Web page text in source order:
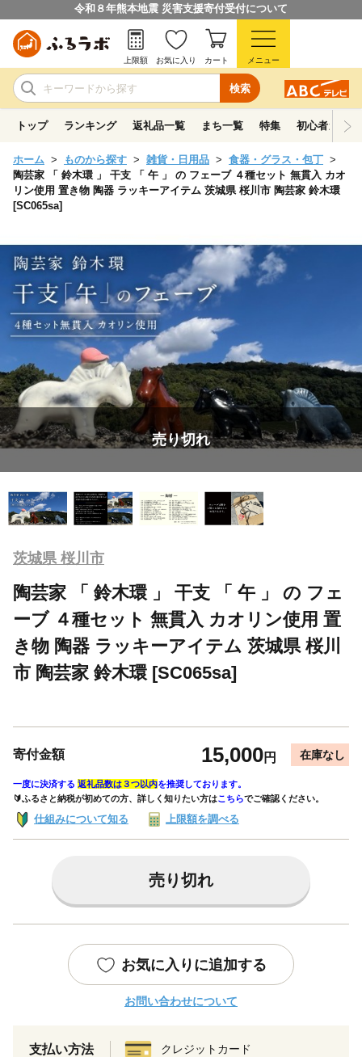
令和８年熊本地震 災害支援寄付受付について
検索
上限額 お気に入り カート メニュー
トップ ランキング 返礼品一覧 まち一覧 特集 初心者ガイド
ホーム ものから探す 雑貨・日用品
食器・グラス・包丁
陶芸家 「 鈴木環 」 干支 「 午 」 の フェーブ ４種セット 無貫入 カオ
リン使用 置き物 陶器 ラッキーアイテム 茨城県 桜川市 陶芸家 鈴木環
[SC065sa]
売り切れ
茨城県 桜川市
陶芸家 「 鈴木環 」 干支 「 午 」 の フェ
ーブ ４種セット 無貫入 カオリン使用 置
き物 陶器 ラッキーアイテム 茨城県 桜川
市 陶芸家 鈴木環 [SC065sa]
寄付金額 15,000円 在庫なし
一度に決済する 返礼品数は３つ以内を推奨しております。
🔰ふるさと納税が初めての方、詳しく知りたい方はこちらでご確認ください。
仕組みについて知る 上限額を調べる
売り切れ
お気に入りに追加する
お問い合わせについて
支払い方法 クレジットカード